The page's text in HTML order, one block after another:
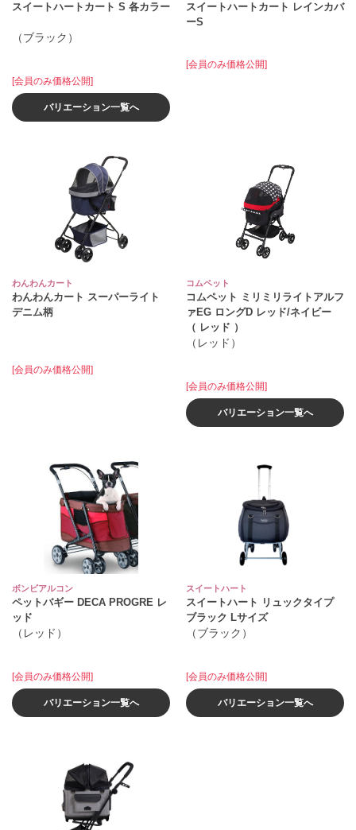
スイートハートカート S 各カラー
（ブラック）
[会員のみ価格公開]
バリエーション一覧へ
スイートハートカート レインカバ
ーS
[会員のみ価格公開]
わんわんカート
わんわんカート スーパーライト
デニム柄
[会員のみ価格公開]
コムペット
コムペット ミリミリライトアルフ
ァEG ロングD レッド/ネイビー
（ レッド ）
（レッド）
[会員のみ価格公開]
バリエーション一覧へ
ボンビアルコン
ペットバギー DECA PROGRE レ
ッド
（レッド）
[会員のみ価格公開]
バリエーション一覧へ
スイートハート
スイートハート リュックタイプ
ブラック Lサイズ
（ブラック）
[会員のみ価格公開]
バリエーション一覧へ